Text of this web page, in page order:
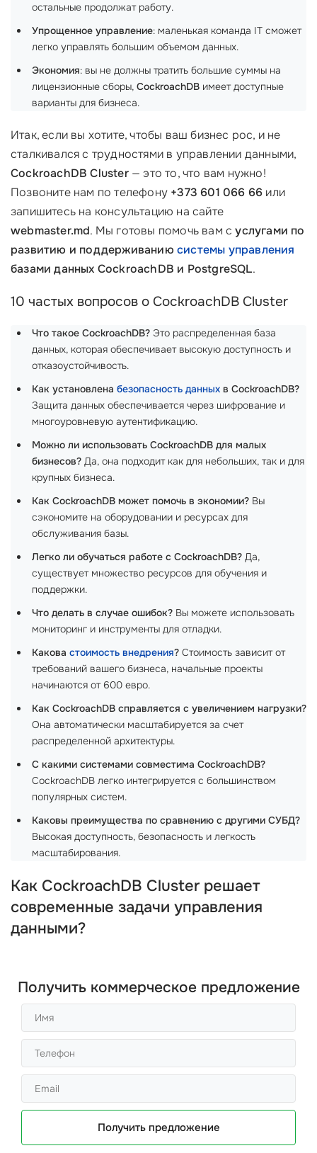
остальные продолжат работу.
Упрощенное управление: маленькая команда IT сможет
легко управлять большим объемом данных.
Экономия: вы не должны тратить большие суммы на
лицензионные сборы, CockroachDB имеет доступные
варианты для бизнеса.
Итак, если вы хотите, чтобы ваш бизнес рос, и не
сталкивался с трудностями в управлении данными,
CockroachDB Cluster— это то, что вам нужно!
Позвоните нам по телефону +373 601 066 66 или
запишитесь на консультацию на сайте
webmaster.md. Мы готовы помочь вам суслугами по
развитию и поддерживанию системы управления
базами данных CockroachDB и PostgreSQL.
10 частых вопросов о CockroachDB Cluster
Что такое CockroachDB? Это распределенная база
данных, которая обеспечивает высокую доступность и
отказоустойчивость.
Как установлена безопасность данных в CockroachDB?
Защита данных обеспечивается через шифрование и
многоуровневую аутентификацию.
Можно ли использовать CockroachDB для малых
бизнесов? Да, она подходит как для небольших, так и для
крупных бизнеса.
Как CockroachDB может помочь в экономии? Вы
сэкономите на оборудовании и ресурсах для
обслуживания базы.
Легко ли обучаться работе с CockroachDB? Да,
существует множество ресурсов для обучения и
поддержки.
Что делать в случае ошибок? Вы можете использовать
мониторинг и инструменты для отладки.
Какова стоимость внедрения? Стоимость зависит от
требований вашего бизнеса, начальные проекты
начинаются от 600 евро.
Как CockroachDB справляется с увеличением нагрузки?
Она автоматически масштабируется за счет
распределенной архитектуры.
С какими системами совместима CockroachDB?
CockroachDB легко интегрируется с большинством
популярных систем.
Каковы преимущества по сравнению с другими СУБД?
Высокая доступность, безопасность и легкость
масштабирования.
Как CockroachDB Cluster решает
современные задачи управления
данными?
Получить коммерческое предложение
Получить предложение